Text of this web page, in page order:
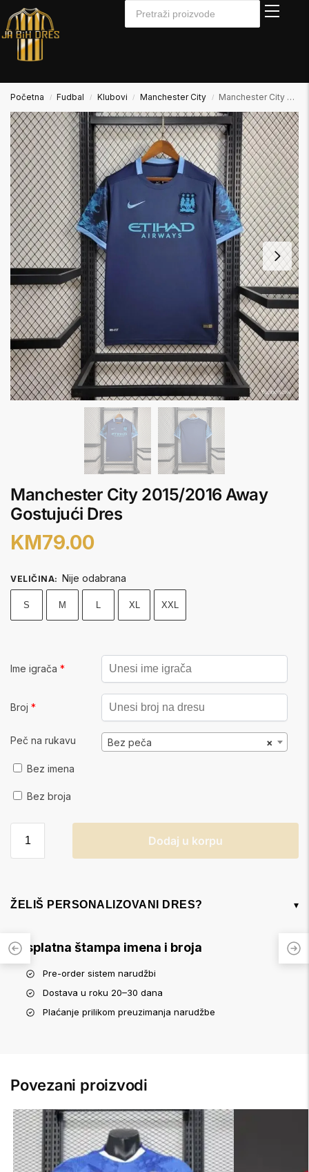
Početna / Fudbal / Klubovi / Manchester City / Manchester City 2015/2016 Away Gostujući Dres
Manchester City 2015/2016 Away
Gostujući Dres
KM79.00
VELIČINA: Nije odabrana
S M L XL XXL
Ime igrača *
Broj *
Peč na rukavu ×
Bez peča
Bez imena
Bez broja
Dodaj u korpu
ŽELIŠ PERSONALIZOVANI DRES? ▾
Besplatna štampa imena i broja
Pre-order sistem narudžbi
Dostava u roku 20–30 dana
Plaćanje prilikom preuzimanja narudžbe
Povezani proizvodi